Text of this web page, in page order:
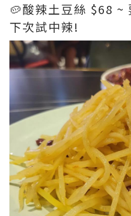
🥔酸辣土豆絲 $68 ~
下次試中辣!